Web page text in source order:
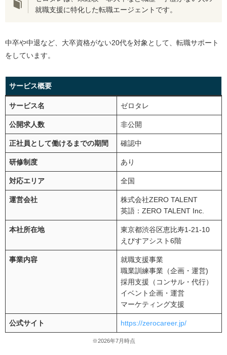
就職支援に特化した転職エージェントです。
中卒や中退など、大卒資格がない20代を対象として、転職サポート
をしています。
サービス概要
サービス名 ゼロタレ
公開求人数 非公開
正社員として働けるまでの期間 確認中
研修制度 あり
対応エリア 全国
運営会社
株式会社ZERO TALENT
英語：ZERO TALENT Inc.
本社所在地
東京都渋谷区恵比寿1-21-10
えびすアシスト6階
事業内容
就職支援事業
職業訓練事業（企画・運営)
採用支援（コンサル・代行）
イベント企画・運営
マーケティング支援
公式サイト https://zerocareer.jp/
※2026年7月時点